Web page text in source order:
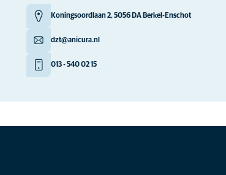
Koningsoordlaan 2, 5056 DA Berkel-Enschot
dzt@anicura.nl
013 - 540 02 15